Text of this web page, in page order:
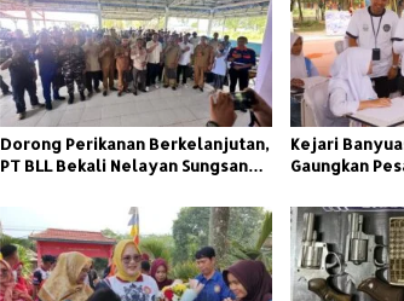
s
i
p
o
s
Dorong Perikanan Berkelanjutan,
PT BLL Bekali Nelayan Sungsang
Kejari
Gaungkan